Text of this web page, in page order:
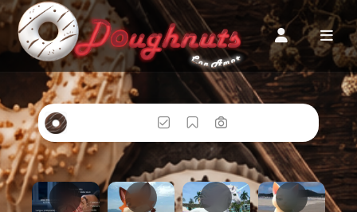
Siguiendo
Guardado
Fotos